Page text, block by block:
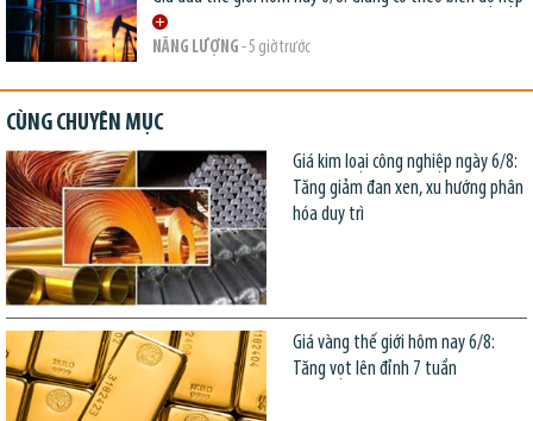
NĂNG LƯỢNG - 5 giờ trước
CÙNG CHUYÊN MỤC
Giá kim loại công nghiệp ngày 6/8:
Tăng giảm đan xen, xu hướng phân
hóa duy trì
Giá vàng thế giới hôm nay 6/8:
Tăng vọt lên đỉnh 7 tuần